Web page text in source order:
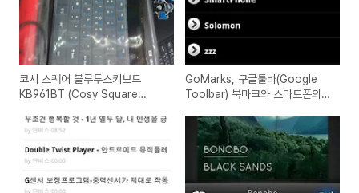
코시 스퀘어 블루투스키보드
KB961BT (Cosy Square
GoMarks, 구글툴바(Google
Toolbar) 북마크와 스마트폰의